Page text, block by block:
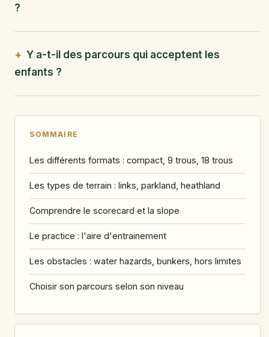
?
Y a-t-il des parcours qui acceptent les
enfants ?
SOMMAIRE
Les différents formats : compact, 9 trous, 18 trous
Les types de terrain : links, parkland, heathland
Comprendre le scorecard et la slope
Le practice : l'aire d'entrainement
Les obstacles : water hazards, bunkers, hors limites
Choisir son parcours selon son niveau